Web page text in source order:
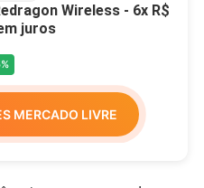
Wireless - 6x R$
juros
MERCADO LIVRE